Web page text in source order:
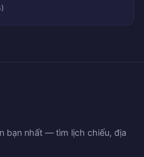
bạn nhất — tìm lịch chiếu, địa